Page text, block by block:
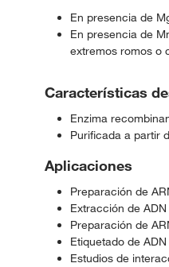
En presencia de
En presencia de
extremos romos o
Características
Enzima
Purificada a partir
Aplicaciones
Preparación de
Extracción de
Preparación de
Etiquetado de
Estudios de